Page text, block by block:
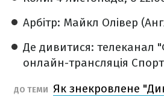
Арбітр: Майкл Олівер
Де дивитися: телеканал
онлайн-трансляція
ДО ТЕМИ Як знекровлене